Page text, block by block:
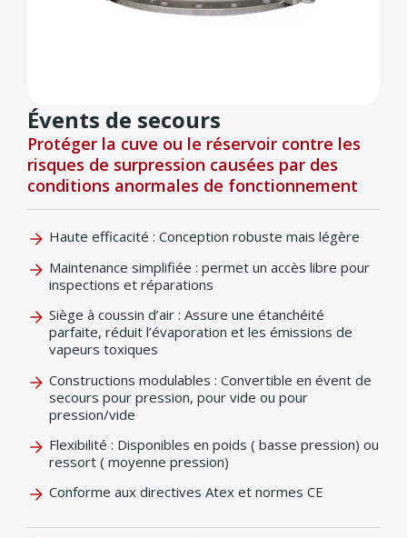
Évents de secours
Protéger la cuve ou le réservoir contre les
risques de surpression causées par des
conditions anormales de fonctionnement
Haute efficacité : Conception robuste mais légère
Maintenance simplifiée : permet un accès libre pour
inspections et réparations
Siège à coussin d’air : Assure une étanchéité
parfaite, réduit l’évaporation et les émissions de
vapeurs toxiques
Constructions modulables : Convertible en évent de
secours pour pression, pour vide ou pour
pression/vide
Flexibilité : Disponibles en poids ( basse pression) ou
ressort ( moyenne pression)
Conforme aux directives Atex et normes CE